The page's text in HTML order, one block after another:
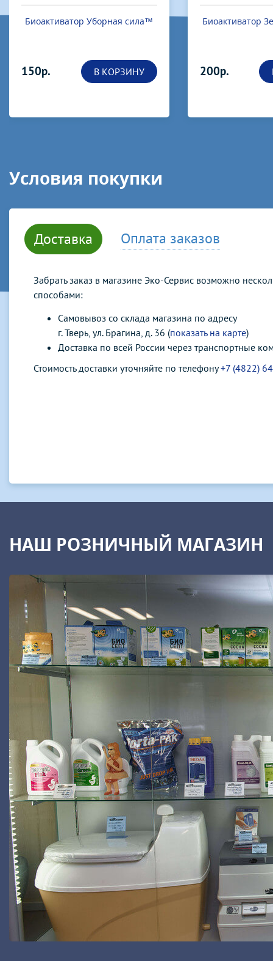
Биоактиватор Уборная сила™
150р. В КОРЗИНУ
Биоактиватор
200р.
Условия покупки
Доставка Оплата заказов
Забрать заказ в магазине Эко-Сервис возможно
способами:
Самовывоз со склада магазина по адресу
г. Тверь, ул. Брагина, д. 36 (показать на карте)
Доставка по всей России через транспортные
Стоимость доставки уточняйте по телефону+7 (4822)
НАШ РОЗНИЧНЫЙ МАГАЗИН